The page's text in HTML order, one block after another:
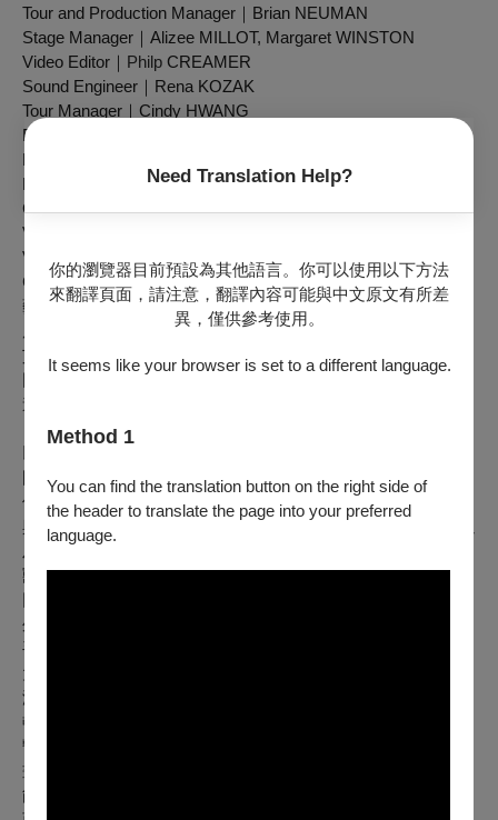
Need Translation Help?
你的瀏覽器目前預設為其他語言。你可以使用以下方法
來翻譯頁面，請注意，翻譯內容可能與中文原文有所差
異，僅供參考使用。
It seems like your browser is set to a different language.
Method 1
You can find the translation button on the right side of
the header to translate the page into your preferred
language.
Tour and Production Manager｜Brian NEUMAN
Stage Manager｜Alizee MILLOT, Margaret WINSTON
Video Editor｜ Philp CREAMER
Sound Engineer｜Rena KOZAK
Tour Manager｜Cindy HWANG
Performers
Musician｜Eric SAN (Kid Koala)
Puppeteer｜Patrick MARTEL, Anne LALANCETTE, Colin ST
CYR DUHAMEL, Sandra TURGEON
Violin｜ Marcus TAKIZAWA
Viola｜ Lana TOMLIN
Cello| David CAMPBELL
藝術家介紹
原創、導演、作曲｜艾瑞克．辛（無尾熊小子）
艾瑞克．辛又名無尾熊小子，為國際知名DJ、音樂製作人及
圖像小說獎得主。他一共發行了六張個人專輯，分別是《腕隧
道症候群》（2000年）、《一些摯友是DJ》（2003年）、
《你媽最愛的DJ》（2006年）、《12-bit藍調》（2012年），
國唱片公司忍者調協助發行。他推出了二部圖像小說——《打
倒紐福尼亞》（2003年）與《太空學員》（2011年），也參
與了虛擬樂團「街頭霸王」、另類嘻哈樂團「德創3030年」以
及搖滾樂團「迴轉」等的合作邀請，更曾與電台司令樂團、野
獸男孩、莫利瑪、探索一族、DJ暗影以及典藏廳爵士樂隊一
同巡迴演出，並以來賓的身份登上《大衛萊特曼深夜秀》。此
外，他也為電影《活人甡吃》、《歪小子史考特》、《迴路殺
手》、《大亨小傳》以及《雲端男女》製作配樂，並幫助加拿
大國家電影局《芝麻街》、《卡通頻道》及其下屬頻道《成人
游泳》譜寫配樂，同時，他也受託為時裝設計師德里斯・範諾
頓創作時裝秀配樂。無尾熊小子深植人心的現場表演包括《短
暫注意力劇場》、《黑膠雜耍》等逗趣的巡迴演出，以及《繪
畫配樂》、《太空學員耳機體驗》等靜態表演，每一場演出都
能展現出他利用音樂、動畫、電影與互動活動敘事的獨特性，